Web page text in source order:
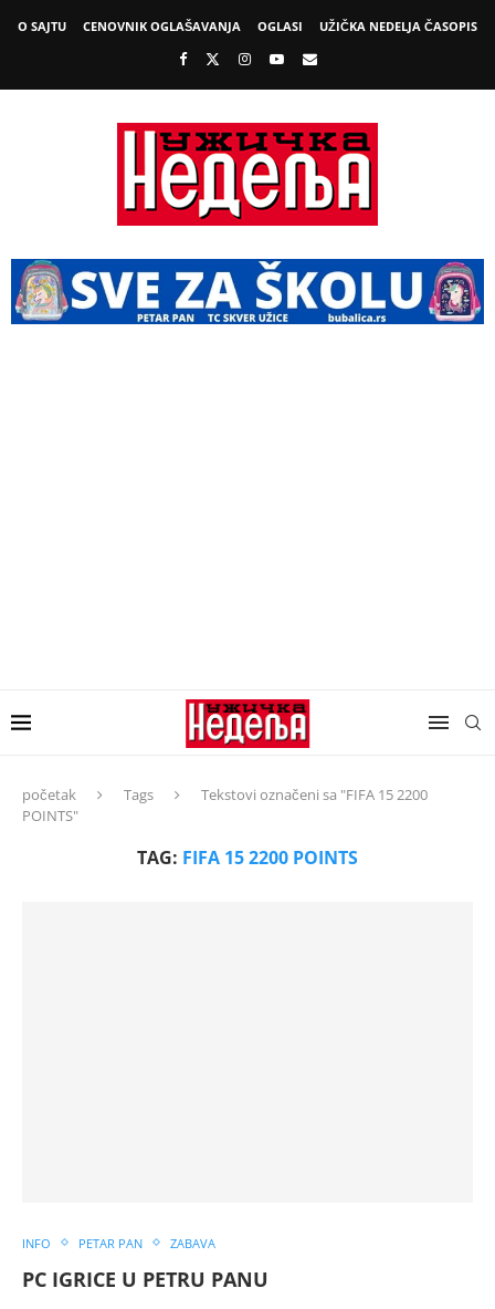
O SAJTU CENOVNIK OGLAŠAVANJA OGLASI UŽIČKA NEDELJA ČASOPIS
početak Tags
Tekstovi označeni sa "FIFA 15 2200
POINTS"
TAG: FIFA 15 2200 POINTS
INFO PETAR PAN ZABAVA
PC IGRICE U PETRU PANU